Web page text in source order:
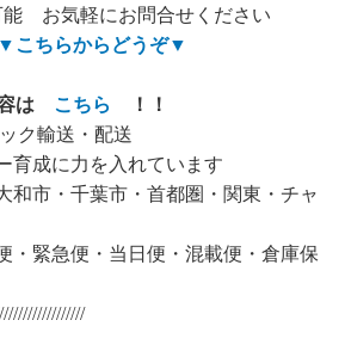
お気軽にお問合せください
▼ こちらからどうぞ▼
は こちら
！！
ク輸送・配送
育成に力を入れています
和市・千葉市・首都圏・関東・チャ
・緊急便・当日便・混載便・倉庫保